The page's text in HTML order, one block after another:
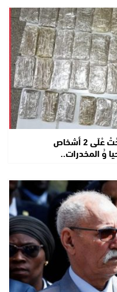
فرقة مكافحة العصابات طَاحْتْ عْلَى 2 أشخاص
وُ المخدرات..